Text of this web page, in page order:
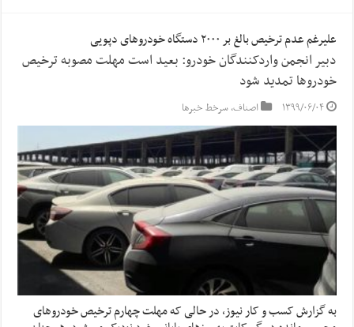
علیرغم عدم ترخیص بالغ بر ۲۰۰۰ دستگاه خودروهای دپویی
دبیر انجمن واردکنندگان خودرو: بعید است مهلت مصوبه ترخیص
خودروها تمدید شود
۱۳۹۹/۰۶/۰۴ اصناف,سرخط خبرها
به گزارش کسب و کار نیوز، در حالی که مهلت چهارم ترخیص خودروهای